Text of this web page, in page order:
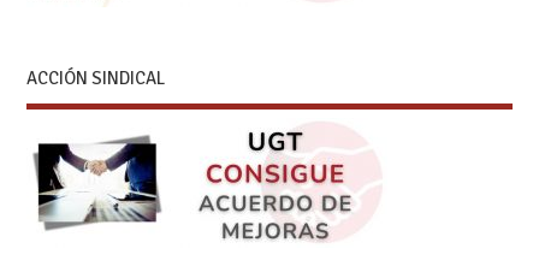
ACCIÓN SINDICAL